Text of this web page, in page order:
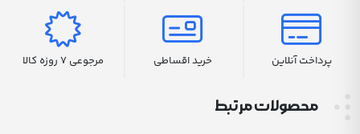
پرداخت آنلاین خرید اقساطی مرجوعی 7 روزه کالا
محصولات مرتبط